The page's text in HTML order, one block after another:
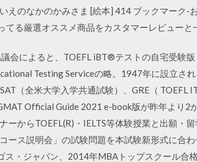
えのなかのかみさま [絵本] 414 ブックマーク
てる厳選オススメ商品をカスタマーレビューと
会によると、TOEFL iBT®テストの自宅受験
Testing Serviceの略。1947年に設立さ
（全米大学入学共通試験）、GRE（ TOEFL
Official Guide 2021 e-book版が昨年より
ーからTOEFL(R)・IELTS等体験授業と出願・
ース説明会」の試験問題を本試験新形式に合
ス・ジャパン、2014年MBAトップスクール合